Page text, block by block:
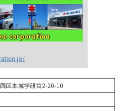
区本城学研台2-20-10